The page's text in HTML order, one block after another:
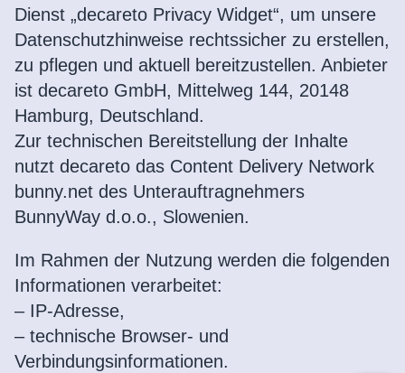
Dienst „decareto Privacy Widget“, um unsere
Datenschutzhinweise rechtssicher zu erstellen,
zu pflegen und aktuell bereitzustellen. Anbieter
ist decareto GmbH, Mittelweg 144, 20148
Hamburg, Deutschland.
Zur technischen Bereitstellung der Inhalte
nutzt decareto das Content Delivery Network
bunny.net des Unterauftragnehmers
BunnyWay d.o.o., Slowenien.
Im Rahmen der Nutzung werden die folgenden
Informationen verarbeitet:
– IP-Adresse,
– technische Browser- und
Verbindungsinformationen.